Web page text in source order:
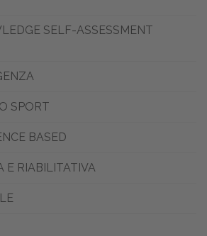
SELF-ASSESSMENT
SPORT
BASED
E RIABILITATIVA